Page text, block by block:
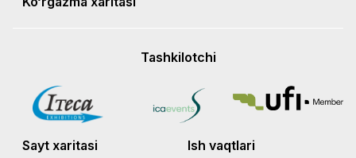
Tashkilotchi
Sayt xaritasi
Ish vaqtlari